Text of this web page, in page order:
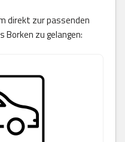
direkt zur passenden
Borken zu gelangen: